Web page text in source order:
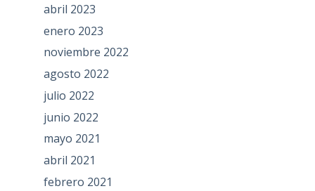
abril 2023
enero 2023
noviembre 2022
agosto 2022
julio 2022
junio 2022
mayo 2021
abril 2021
febrero 2021